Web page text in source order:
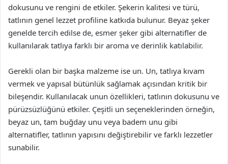
dokusunu ve rengini de etkiler. Şekerin kalitesi ve türü,
tatlının genel lezzet profiline katkıda bulunur. Beyaz şeker
genelde tercih edilse de, esmer şeker gibi alternatifler de
kullanılarak tatlıya farklı bir aroma ve derinlik katılabilir.
Gerekli olan bir başka malzeme ise un. Un, tatlıya kıvam
vermek ve yapısal bütünlük sağlamak açısından kritik bir
bileşendir. Kullanılacak unun özellikleri, tatlının dokusunu ve
pürüzsüzlüğünü etkiler. Çeşitli un seçeneklerinden örneğin,
beyaz un, tam buğday unu veya badem unu gibi
alternatifler, tatlının yapısını değiştirebilir ve farklı lezzetler
sunabilir.